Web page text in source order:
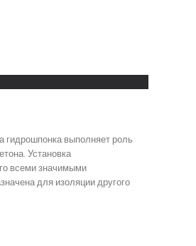
гидрошпонка выполняет роль
Установка
всеми значимыми
для изоляции другого